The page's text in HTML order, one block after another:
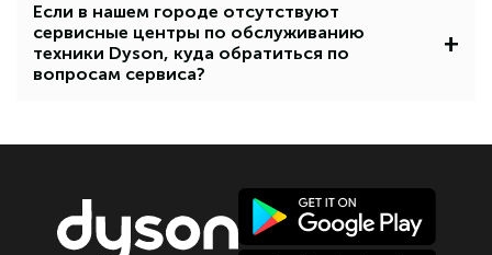
Если в нашем городе отсутствуют
сервисные центры по обслуживанию
техники Dyson, куда обратиться по
вопросам сервиса?
+